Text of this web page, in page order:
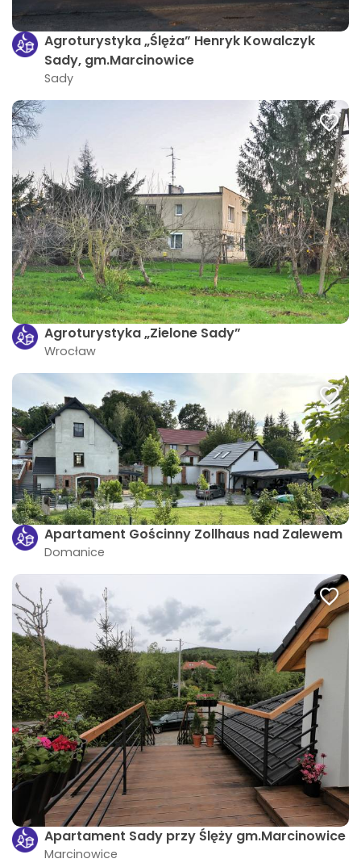
Agroturystyka „Ślęża” Henryk Kowalczyk
Sady, gm.Marcinowice
Sady
Agroturystyka „Zielone Sady”
Wrocław
Apartament Gościnny Zollhaus nad Zalewem
Domanice
Apartament Sady przy Ślęży gm.Marcinowice
Marcinowice